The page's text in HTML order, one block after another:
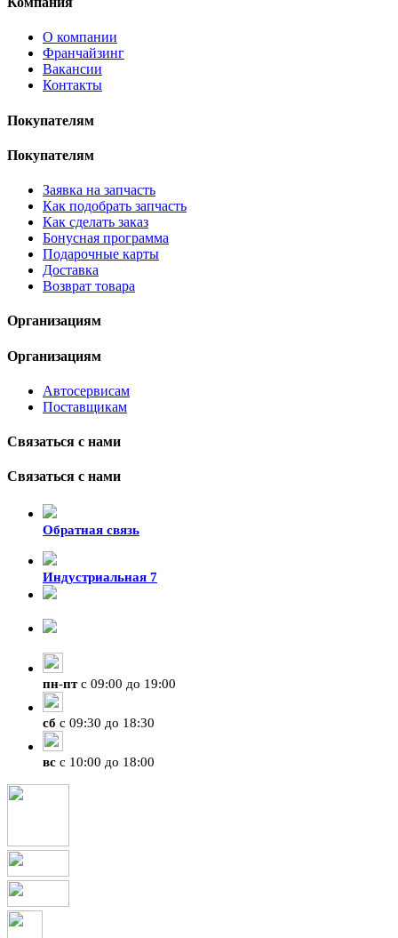
О компании
Франчайзинг
Вакансии
Контакты
Покупателям
Покупателям
Заявка на запчасть
Как подобрать запчасть
Как сделать заказ
Бонусная программа
Подарочные карты
Доставка
Возврат товара
Организациям
Организациям
Автосервисам
Поставщикам
Связаться с нами
Связаться с нами
Обратная связь
Индустриальная 7
пн-птс 09:00 до 19:00
сб с 09:30 до 18:30
вс с 10:00 до 18:00